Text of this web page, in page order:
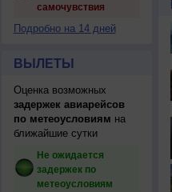
самочувствия
Подробно на 14 дней
ВЫЛЕТЫ
Оценка возможных
задержек авиарейсов
по метеоусловиям на
ближайшие сутки
Не ожидается
задержек по
метеоусловиям